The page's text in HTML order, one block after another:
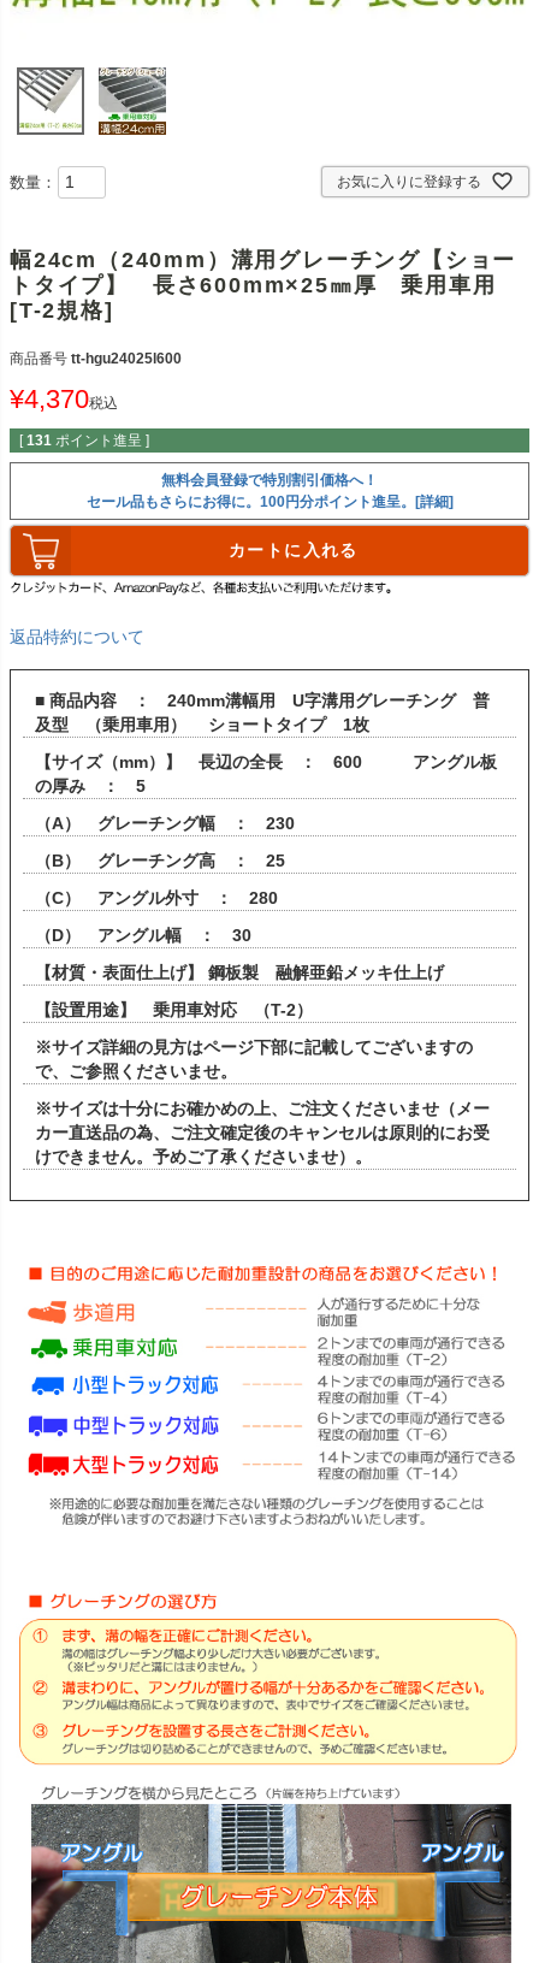
お気に入りに登録する
数量：
幅24cm（240mm）溝用グレーチング【ショー
トタイプ】 長さ600mm×25㎜厚 乗用車用
[T-2規格]
商品番号 tt-hgu24025l600
¥4,370税込
[ 131 ポイント進呈 ]
無料会員登録で特別割引価格へ！
セール品もさらにお得に。100円分ポイント進呈。[詳細]
カートに入れる
返品特約について
■ 商品内容 ： 240mm溝幅用 U字溝用グレーチング 普
及型 （乗用車用） ショートタイプ 1枚
【サイズ（mm）】 長辺の全長 ： 600 アングル板
の厚み ： 5
（A） グレーチング幅 ： 230
（B） グレーチング高 ： 25
（C） アングル外寸 ： 280
（D） アングル幅 ： 30
【材質・表面仕上げ】 鋼板製 融解亜鉛メッキ仕上げ
【設置用途】 乗用車対応 （T-2）
※サイズ詳細の見方はページ下部に記載してございますの
で、ご参照くださいませ。
※サイズは十分にお確かめの上、ご注文くださいませ（メー
カー直送品の為、ご注文確定後のキャンセルは原則的にお受
けできません。予めご了承くださいませ）。